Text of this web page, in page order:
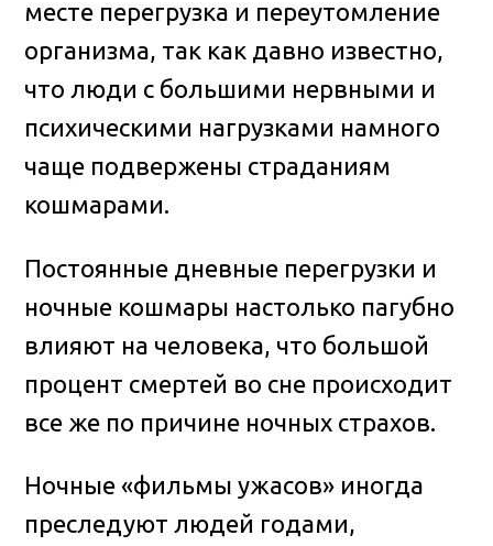
месте перегрузка и переутомление
организма, так как давно известно,
что люди с большими нервными и
психическими нагрузками намного
чаще подвержены страданиям
кошмарами.
Постоянные дневные перегрузки и
ночные кошмары настолько пагубно
влияют на человека, что большой
процент смертей во сне происходит
все же по причине ночных страхов.
Ночные «фильмы ужасов» иногда
преследуют людей годами,